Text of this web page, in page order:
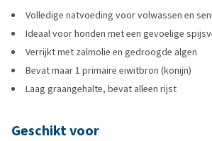
Volledige natvoeding voor volwassen en
Ideaal voor honden met een gevoelige
Verrijkt met zalmolie en gedroogde algen
Bevat maar 1 primaire eiwitbron (konijn)
Laag graangehalte, bevat alleen rijst
Geschikt voor